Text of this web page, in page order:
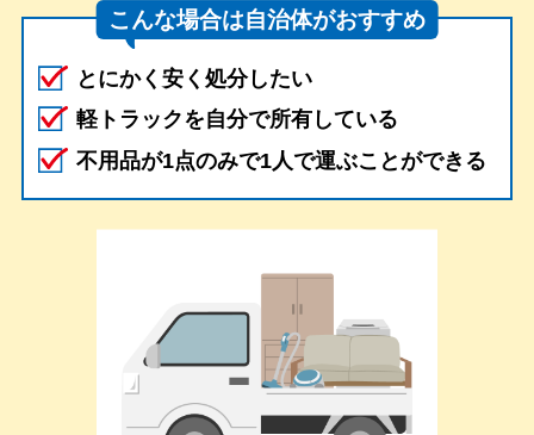
こんな場合は自治体がおすすめ
とにかく安く処分したい
軽トラックを自分で所有している
不用品が1点のみで1人で運ぶことができる